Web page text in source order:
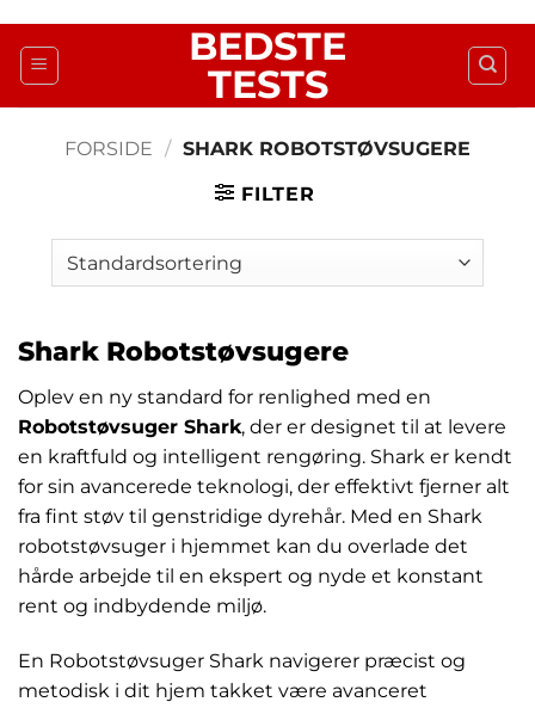
indhold
BEDSTE
TESTS
FORSIDE / SHARK ROBOTSTØVSUGERE
FILTER
Shark Robotstøvsugere
Oplev en ny standard for renlighed med en
Robotstøvsuger Shark, der er designet til at levere
en kraftfuld og intelligent rengøring. Shark er kendt
for sin avancerede teknologi, der effektivt fjerner alt
fra fint støv til genstridige dyrehår. Med en Shark
robotstøvsuger i hjemmet kan du overlade det
hårde arbejde til en ekspert og nyde et konstant
rent og indbydende miljø.
En Robotstøvsuger Shark navigerer præcist og
metodisk i dit hjem takket være avanceret